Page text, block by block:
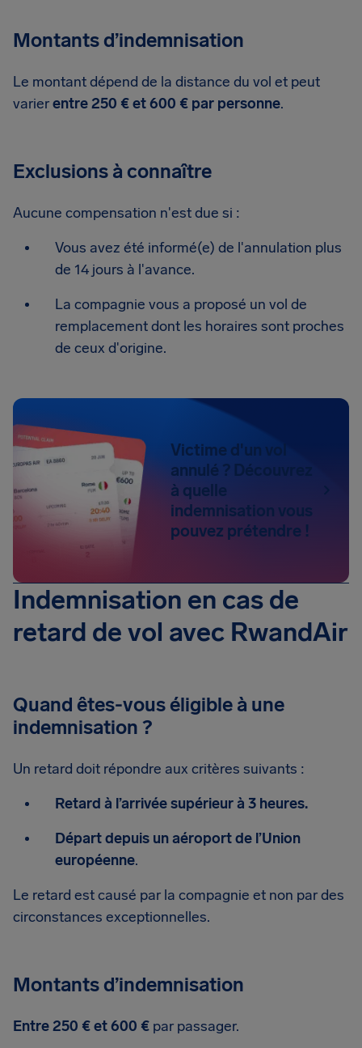
Montants d’indemnisation
Le montant dépend de la distance du vol et peut
varierentre 250 € et 600 € par personne.
Exclusions à connaître
Aucune compensation n'est due si :
Vous avez été informé(e) de l'annulation plus
de 14 jours à l'avance.
La compagnie vous a proposé un vol de
remplacement dont les horaires sont proches
de ceux d'origine.
Victime d'un vol
annulé ? Découvrez
à quelle
indemnisation vous
pouvez prétendre !
Indemnisation en cas de
retard de vol avec RwandAir
Quand êtes-vous éligible à une
indemnisation ?
Un retard doit répondre aux critères suivants :
Retard à l’arrivée supérieur à 3 heures.
Départ depuis un aéroport de l’Union
européenne.
Le retard est causé par la compagnie et non par des
circonstances exceptionnelles.
Montants d’indemnisation
Entre 250 € et 600 € par passager.